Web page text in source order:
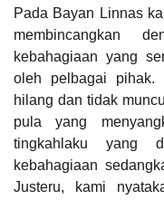
Pada Bayan Linnas
membincangkan
kebahagiaan yang
oleh pelbagai pihak.
hilang dan tidak
pula yang
tingkahlaku yang
kebahagiaan
Justeru, kami